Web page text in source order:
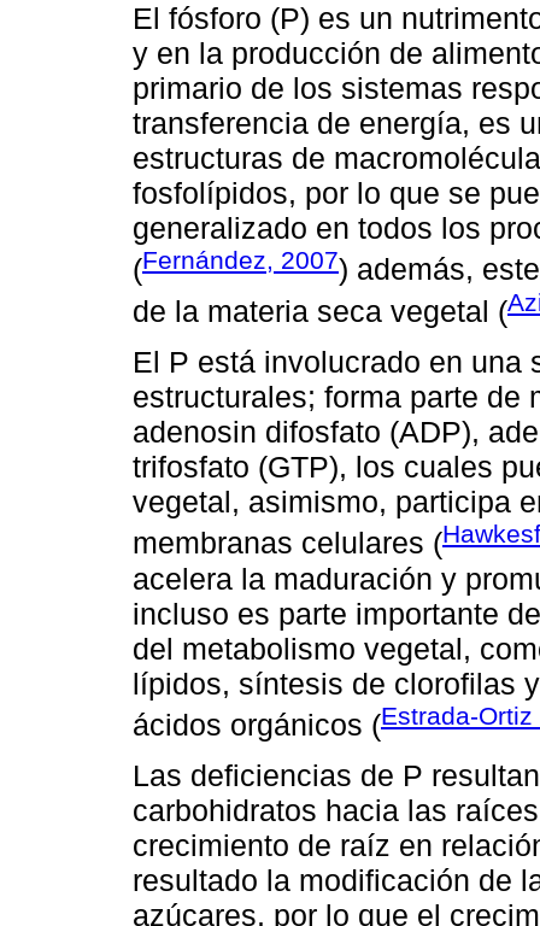
El fósforo (P) es un
y en la producción de
primario de los sistemas
transferencia de energía, es
estructuras de
fosfolípidos, por lo que se
generalizado en todos los
(Fernández, 2007) además,
de la materia seca vegetal (
El P está involucrado en una
estructurales; forma parte de
adenosin difosfato (ADP),
trifosfato (GTP), los cuales
vegetal, asimismo, participa
membranas celulares (
acelera la maduración y
incluso es parte importante
del metabolismo vegetal,
lípidos, síntesis de clorofilas
ácidos orgánicos (Estrada-Ortiz
Las deficiencias de P
carbohidratos hacia las
crecimiento de raíz en
resultado la modificación de
azúcares, por lo que el